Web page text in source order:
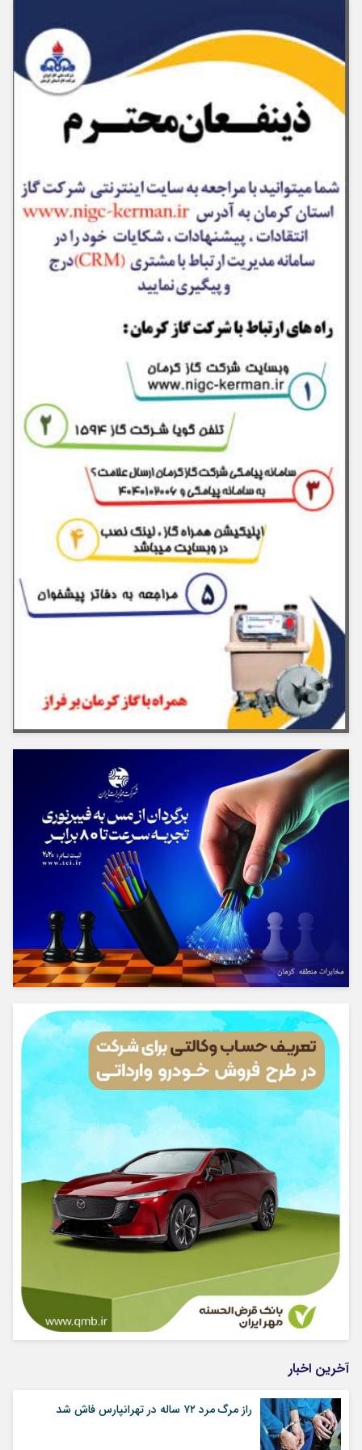
آخرین اخبار
راز مرگ مرد ۷۲ ساله در تهرانپارس فاش شد